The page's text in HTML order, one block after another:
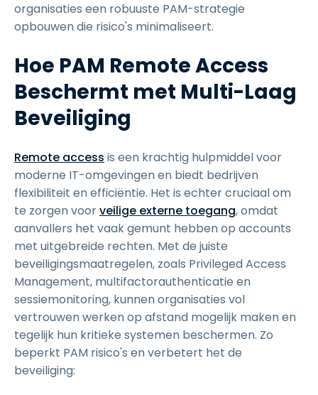
organisaties een robuuste PAM-strategie
opbouwen die risico's minimaliseert.
Hoe PAM Remote Access
Beschermt met Multi-Laag
Beveiliging
Remote access is een krachtig hulpmiddel voor
moderne IT-omgevingen en biedt bedrijven
flexibiliteit en efficiëntie. Het is echter cruciaal om
te zorgen voorveilige externe toegang, omdat
aanvallers het vaak gemunt hebben op accounts
met uitgebreide rechten. Met de juiste
beveiligingsmaatregelen, zoals Privileged Access
Management, multifactorauthenticatie en
sessiemonitoring, kunnen organisaties vol
vertrouwen werken op afstand mogelijk maken en
tegelijk hun kritieke systemen beschermen. Zo
beperkt PAM risico's en verbetert het de
beveiliging: